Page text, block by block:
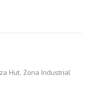
Hut, Zona Industrial